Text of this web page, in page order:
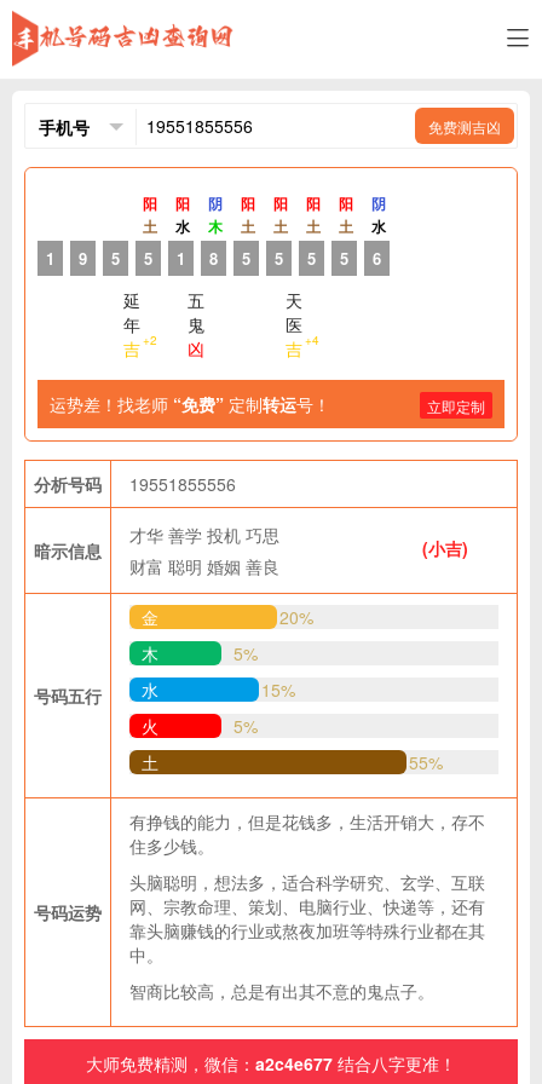
免费测吉凶
1 9 5
阳
土
5
阳
水
1
延
年
吉+2
阴
木
8
五
鬼
凶
阳
土
5
阳
土
5
阳
土
5
阳
土
5
阴
水
6
天
医
吉+4
运势差！找老师 “免费” 定制转运号！ 立即定制
分析号码 19551855556
暗示信息
才华 善学 投机 巧思
财富 聪明 婚姻 善良
(小吉)
号码五行
金
20%
木
5%
水
15%
火
5%
土
55%
号码运势
有挣钱的能力，但是花钱多，生活开销大，存不
住多少钱。
头脑聪明，想法多，适合科学研究、玄学、互联
网、宗教命理、策划、电脑行业、快递等，还有
靠头脑赚钱的行业或熬夜加班等特殊行业都在其
中。
智商比较高，总是有出其不意的鬼点子。
大师免费精测，微信： a2c4e677 结合八字更准！